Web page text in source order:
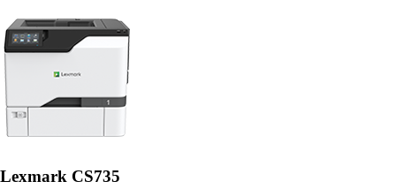
Lexmark CS735